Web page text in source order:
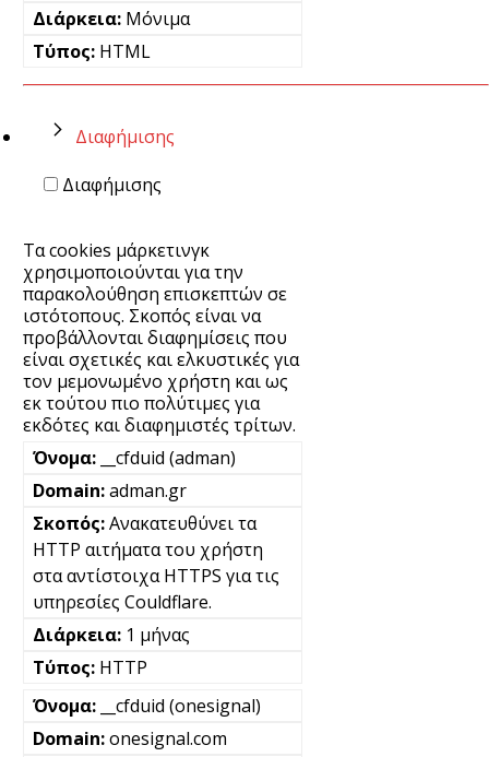
Μόνιμα
HTML
Διαφήμισης
Διαφήμισης
Τα cookies μάρκετινγκ
χρησιμοποιούνται για την
παρακολούθηση επισκεπτών σε
ιστότοπους. Σκοπός είναι να
προβάλλονται διαφημίσεις που
είναι σχετικές και ελκυστικές για
τον μεμονωμένο χρήστη και ως
εκ τούτου πιο πολύτιμες για
εκδότες και διαφημιστές τρίτων.
__cfduid (adman)
adman.gr
Ανακατευθύνει τα
HTTP αιτήματα του χρήστη
στα αντίστοιχα HTTPS για τις
υπηρεσίες Couldflare.
1 μήνας
HTTP
__cfduid (onesignal)
onesignal.com